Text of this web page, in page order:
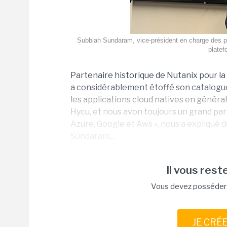
Subbiah Sundaram, vice-président en charge
Partenaire historique de Nutanix pour
a considérablement étoffé son
les applications cloud natives en
Hycu, et nous avon toujours un grand
Azure, Google et Aws », nous a expliqué
Il vous
Vous devez
JE